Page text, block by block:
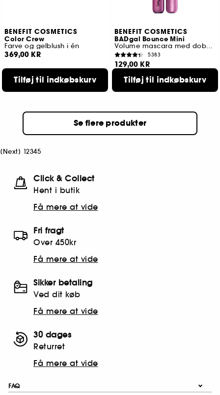
BENEFIT COSMETICS
Color Crew
Farve og gelblush i én
369,00 KR
Tilføj til indkøbskurv
BENEFIT COSMETICS
BADgal Bounce Mini
Volume mascara med dobbeltsidet børste
5383
129,00 KR
Tilføj til indkøbskurv
Se flere produkter
[Next] 12345
Click & Collect
Hent i butik
Få mere at vide
Fri fragt
Over 450kr
Få mere at vide
Sikker betaling
Ved dit køb
Få mere at vide
30 dages
Returret
Få mere at vide
FAQ